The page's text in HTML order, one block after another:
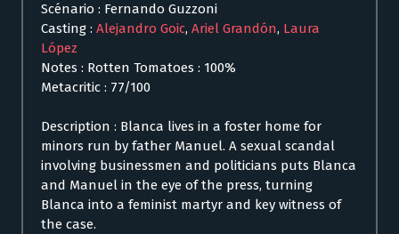
Scénario : Fernando Guzzoni
Casting : Alejandro Goic, Ariel Grandón, Laura
López
Notes : Rotten Tomatoes : 100%
Metacritic : 77/100
Description : Blanca lives in a foster home for
minors run by father Manuel. A sexual scandal
involving businessmen and politicians puts Blanca
and Manuel in the eye of the press, turning
Blanca into a feminist martyr and key witness of
the case.